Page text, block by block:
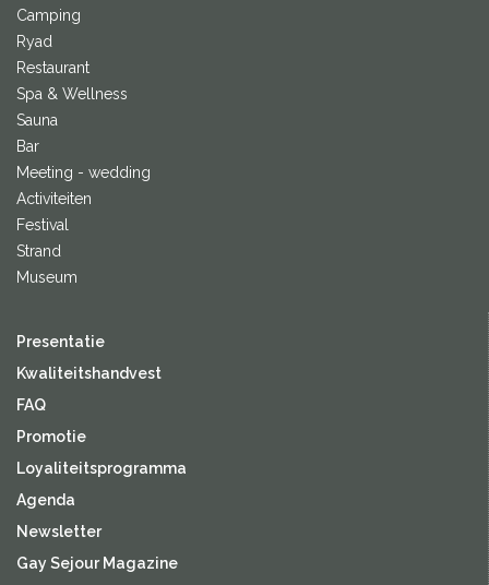
Camping
Ryad
Restaurant
Spa & Wellness
Sauna
Bar
Meeting - wedding
Activiteiten
Festival
Strand
Museum
Presentatie
Kwaliteitshandvest
FAQ
Promotie
Loyaliteitsprogramma
Agenda
Newsletter
Gay Sejour Magazine